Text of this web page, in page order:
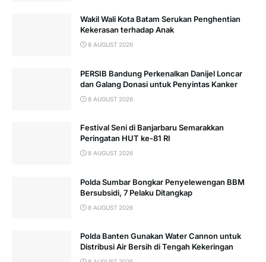
Wakil Wali Kota Batam Serukan Penghentian
Kekerasan terhadap Anak
8 AUGUST 2026
PERSIB Bandung Perkenalkan Danijel Loncar
dan Galang Donasi untuk Penyintas Kanker
8 AUGUST 2026
Festival Seni di Banjarbaru Semarakkan
Peringatan HUT ke-81 RI
8 AUGUST 2026
Polda Sumbar Bongkar Penyelewengan BBM
Bersubsidi, 7 Pelaku Ditangkap
8 AUGUST 2026
Polda Banten Gunakan Water Cannon untuk
Distribusi Air Bersih di Tengah Kekeringan